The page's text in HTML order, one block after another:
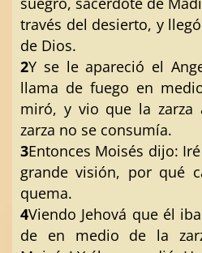
través del desierto, y
de Dios.
2Y se le apareció el
llama de fuego en
miró, y vio que la zarza
zarza no se consumía.
3Entonces Moisés dijo:
grande visión, por qué
quema.
4Viendo Jehová que él
de en medio de la